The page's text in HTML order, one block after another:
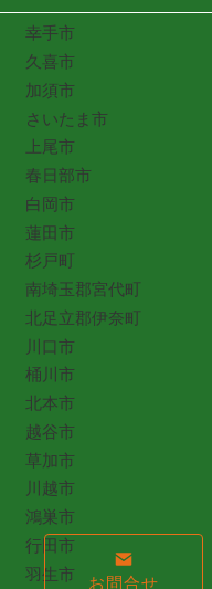
幸手市
久喜市
加須市
さいたま市
上尾市
春日部市
白岡市
蓮田市
杉戸町
南埼玉郡宮代町
北足立郡伊奈町
川口市
桶川市
北本市
越谷市
草加市
川越市
鴻巣市
行田市
羽生市
お問合せ